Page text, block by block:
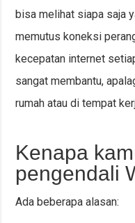
bisa melihat siapa saja
memutus koneksi
kecepatan internet
sangat membantu,
rumah atau di tempat
Kenapa
pengendali
Ada beberapa alasan: